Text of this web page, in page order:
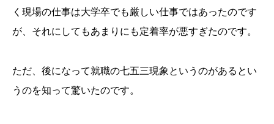
く現場の仕事は大学卒でも厳しい仕事ではあったのです
が、それにしてもあまりにも定着率が悪すぎたのです。
ただ、後になって就職の七五三現象というのがあるとい
うのを知って驚いたのです。